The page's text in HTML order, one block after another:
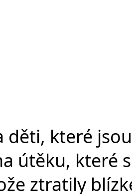
děti, které
útěku, které
ztratily